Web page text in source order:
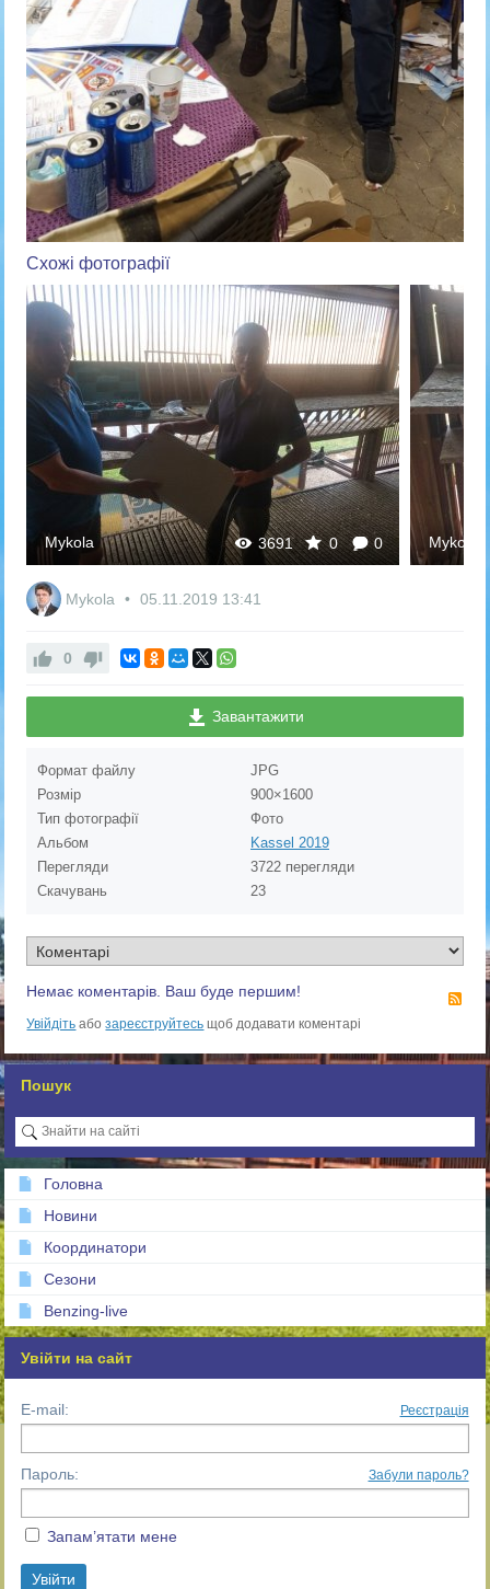
Схожі фотографії
3691 0 0
Mykola Mykola
Mykola 05.11.2019 13:41
0
Завантажити
Формат файлу
JPG
Розмір
900×1600
Тип фотографії
Фото
Альбом
Kassel 2019
Перегляди
3722 перегляди
Скачувань
23
Немає коментарів. Ваш буде першим!
Увійдіть абозареєструйтесь щоб додавати коментарі
Пошук
Головна
Новини
Координатори
Сезони
Benzing-live
Увійти на сайт
E-mail: Реєстрація
Пароль: Забули пароль?
Запам’ятати мене